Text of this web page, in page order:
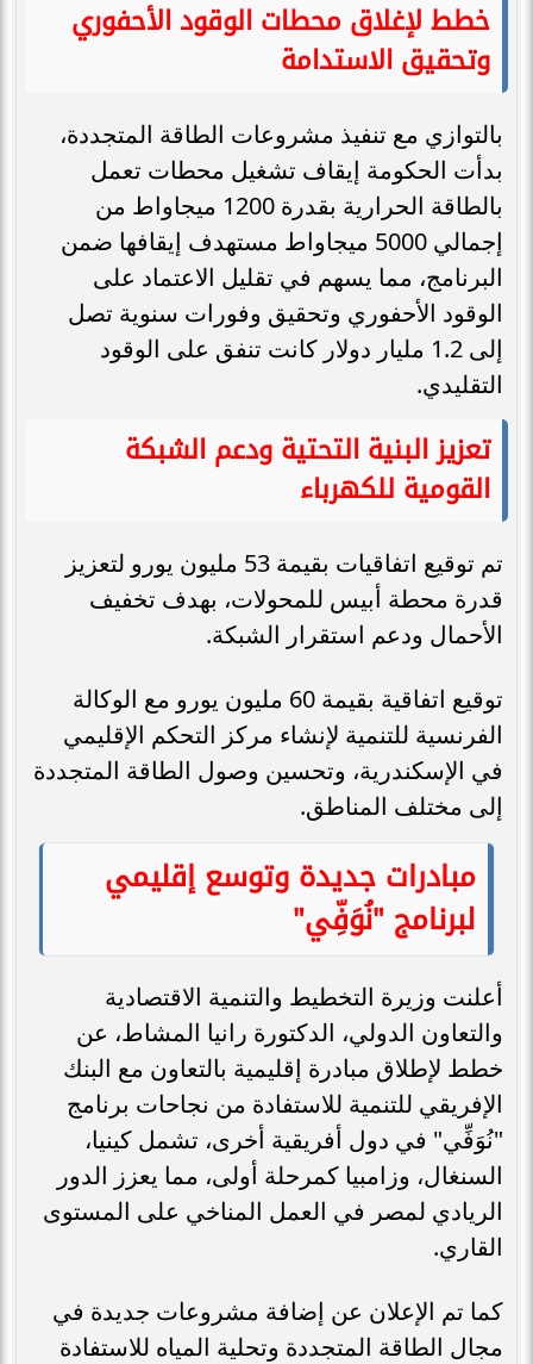
خطط لإغلاق محطات الوقود الأحفوري
وتحقيق الاستدامة
بالتوازي مع تنفيذ مشروعات الطاقة المتجددة،
بدأت الحكومة إيقاف تشغيل محطات تعمل
بالطاقة الحرارية بقدرة 1200 ميجاواط من
إجمالي 5000 ميجاواط مستهدف إيقافها ضمن
البرنامج، مما يسهم في تقليل الاعتماد على
الوقود الأحفوري وتحقيق وفورات سنوية تصل
إلى 1.2 مليار دولار كانت تنفق على الوقود
التقليدي.
تعزيز البنية التحتية ودعم الشبكة
القومية للكهرباء
تم توقيع اتفاقيات بقيمة 53 مليون يورو لتعزيز
قدرة محطة أبيس للمحولات، بهدف تخفيف
الأحمال ودعم استقرار الشبكة.
توقيع اتفاقية بقيمة 60 مليون يورو مع الوكالة
الفرنسية للتنمية لإنشاء مركز التحكم الإقليمي
في الإسكندرية، وتحسين وصول الطاقة المتجددة
إلى مختلف المناطق.
مبادرات جديدة وتوسع إقليمي
لبرنامج "نُوَفِّي"
أعلنت وزيرة التخطيط والتنمية الاقتصادية
والتعاون الدولي، الدكتورة رانيا المشاط، عن
خطط لإطلاق مبادرة إقليمية بالتعاون مع البنك
الإفريقي للتنمية للاستفادة من نجاحات برنامج
"نُوَفِّي" في دول أفريقية أخرى، تشمل كينيا،
السنغال، وزامبيا كمرحلة أولى، مما يعزز الدور
الريادي لمصر في العمل المناخي على المستوى
القاري.
كما تم الإعلان عن إضافة مشروعات جديدة في
مجال الطاقة المتجددة وتحلية المياه للاستفادة